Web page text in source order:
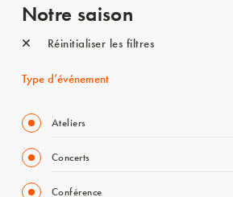
Notre saison
Réinitialiser les filtres
Type d’événement
Ateliers
Concerts
Conférence